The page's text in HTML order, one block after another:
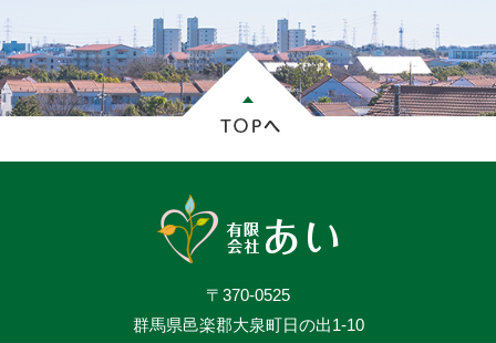
〒370-0525
群馬県邑楽郡大泉町日の出1-10